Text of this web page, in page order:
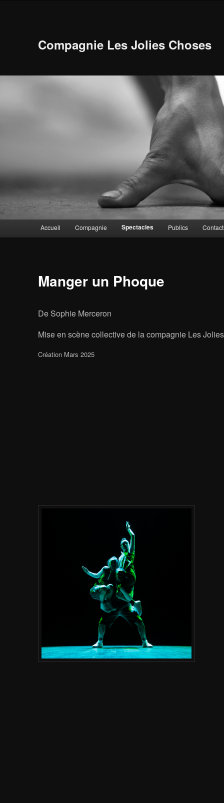
Compagnie Les Jolies Choses
Menu principal
Aller au contenu principal
Aller au contenu secondaire
Accueil Compagnie Spectacles Publics
Manger un Phoque
De Sophie Merceron
Mise en scène collective de la compagnie Les
Création Mars 2025